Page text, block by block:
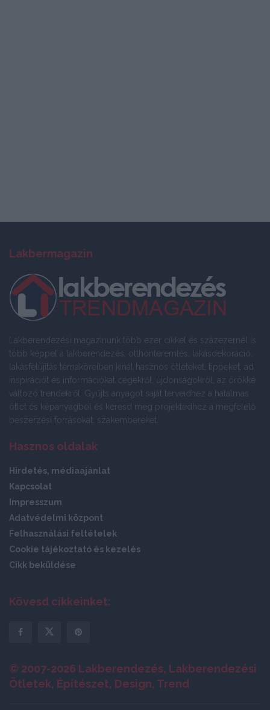
Lakbermagazin
Lakberendezési magazinunk több ezer cikkel és százezernél is
több képpel a lakberendezés, otthonteremtés, lakásdekoráció,
lakásfelújítás témaköreiben kínál hasznos ötleteket, tippeket, ad
inspirációt és információkat cégekről, újdonságokról, az örökké
változó trendekről. Gyűjts anyagot saját terveidhez a hatalmas
ötlet és képanyagból és keresd meg projektedhez a megfelelő
beszerzési forrásokat, szakembereket.
Hasznos oldalak
Hirdetés, médiaajánlat
Kapcsolat
Impresszum
Adatvédelmi központ
Felhasználási feltételek
Cookie tájékoztató és kezelés
Cikk beküldése
Kövesd cikkeinket:
© 2007-2026 Lakberendezés, Lakberendezési
Ötletek, Építészet, Design, Trend